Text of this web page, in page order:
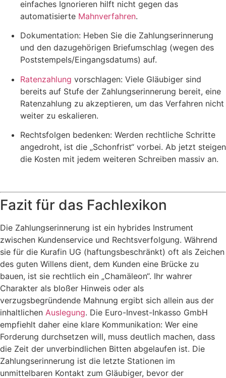
einfaches Ignorieren hilft nicht gegen das
automatisierte Mahnverfahren.
Dokumentation: Heben Sie die Zahlungserinnerung
und den dazugehörigen Briefumschlag (wegen des
Poststempels/Eingangsdatums) auf.
Ratenzahlung vorschlagen: Viele Gläubiger sind
bereits auf Stufe der Zahlungserinnerung bereit, eine
Ratenzahlung zu akzeptieren, um das Verfahren nicht
weiter zu eskalieren.
Rechtsfolgen bedenken: Werden rechtliche Schritte
angedroht, ist die „Schonfrist“ vorbei. Ab jetzt steigen
die Kosten mit jedem weiteren Schreiben massiv an.
Fazit für das Fachlexikon
Die Zahlungserinnerung ist ein hybrides Instrument
zwischen Kundenservice und Rechtsverfolgung. Während
sie für die Kurafin UG (haftungsbeschränkt) oft als Zeichen
des guten Willens dient, dem Kunden eine Brücke zu
bauen, ist sie rechtlich ein „Chamäleon“. Ihr wahrer
Charakter als bloßer Hinweis oder als
verzugsbegründende Mahnung ergibt sich allein aus der
inhaltlichen Auslegung. Die Euro-Invest-Inkasso GmbH
empfiehlt daher eine klare Kommunikation: Wer eine
Forderung durchsetzen will, muss deutlich machen, dass
die Zeit der unverbindlichen Bitten abgelaufen ist. Die
Zahlungserinnerung ist die letzte Stationen im
unmittelbaren Kontakt zum Gläubiger, bevor der